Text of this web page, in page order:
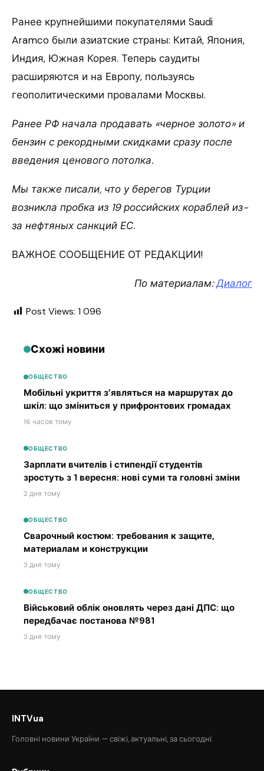
Ранее крупнейшими покупателями Saudi
Aramco были азиатские страны: Китай, Япония,
Индия, Южная Корея. Теперь саудиты
расширяются и на Европу, пользуясь
геополитическими провалами Москвы.
Ранее РФ начала продавать «черное золото» и
бензин с рекордными скидками сразу после
введения ценового потолка.
Мы также писали, что у берегов Турции
возникла пробка из 19 российских кораблей из-
за нефтяных санкций ЕС.
ВАЖНОЕ СООБЩЕНИЕ ОТ РЕДАКЦИИ!
По материалам:Диалог
Post Views: 1 096
Схожі новини
ОБЩЕСТВО
Мобільні укриття з’являться на маршрутах до
шкіл: що зміниться у прифронтових громадах
16 часов тому
ОБЩЕСТВО
Зарплати вчителів і стипендії студентів
зростуть з 1 вересня: нові суми та головні зміни
2 дня тому
ОБЩЕСТВО
Сварочный костюм: требования к защите,
материалам и конструкции
3 дня тому
ОБЩЕСТВО
Військовий облік оновлять через дані ДПС: що
передбачає постанова №981
3 дня тому
INTVua
Головні новини України — свіжі, актуальні, за сьогодні.